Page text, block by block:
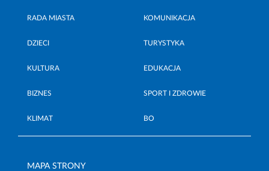
RADA MIASTA KOMUNIKACJA
DZIECI TURYSTYKA
KULTURA EDUKACJA
BIZNES SPORT I ZDROWIE
KLIMAT BO
MAPA STRONY